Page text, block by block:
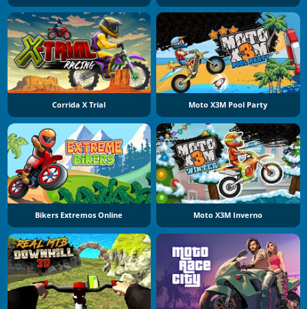
Corrida X Trial Moto X3M Pool Party
Bikers Extremos Online Moto X3M Inverno